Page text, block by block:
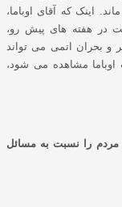
اینک که آقای اوباما،
در هفته های پیش رو،
و بحران اتمی می تواند
اوباما مشاهده می شود،
مردم را نسبت به مسائل